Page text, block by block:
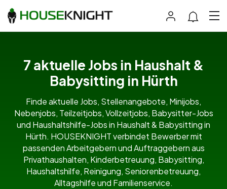
7 aktuelle Jobs in Haushalt &
Babysitting in Hürth
Finde aktuelle Jobs, Stellenangebote, Minijobs,
Nebenjobs, Teilzeitjobs, Vollzeitjobs, Babysitter-Jobs
und Haushaltshilfe-Jobs in Haushalt & Babysitting in
Hürth. HOUSEKNIGHT verbindet Bewerber mit
passenden Arbeitgebern und Auftraggebern aus
Privathaushalten, Kinderbetreuung, Babysitting,
Haushaltshilfe, Reinigung, Seniorenbetreuung,
Alltagshilfe und Familienservice.